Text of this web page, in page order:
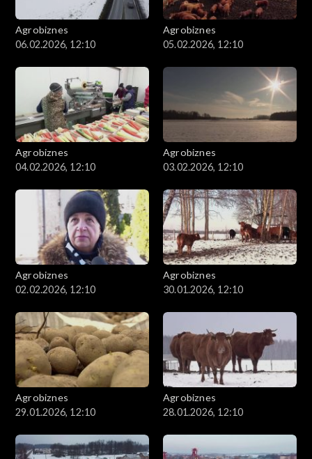
Agrobiznes
06.02.2026, 12:10
Agrobiznes
05.02.2026, 12:10
Agrobiznes
04.02.2026, 12:10
Agrobiznes
03.02.2026, 12:10
Agrobiznes
02.02.2026, 12:10
Agrobiznes
30.01.2026, 12:10
Agrobiznes
29.01.2026, 12:10
Agrobiznes
28.01.2026, 12:10